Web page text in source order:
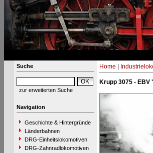
Suche
zur erweiterten Suche
Navigation
Geschichte & Hintergründe
Länderbahnen
DRG-Einheitslokomotiven
DRG-Zahnradlokomotiven
Home
Krupp 3075 - EBV